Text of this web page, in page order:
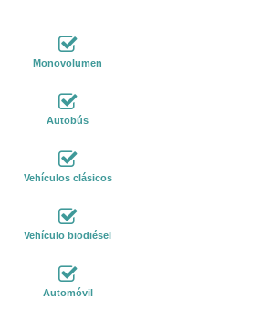
Monovolumen
Autobús
Vehículos clásicos
Vehículo biodiésel
Automóvil